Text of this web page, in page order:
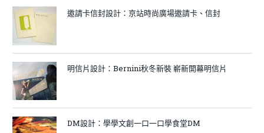
邀請卡信封設計：京站時尚廣場邀請卡、信封
明信片設計：Bernini秋冬新裝 嶄新開幕明信片
DM設計：學學文創一口一口學食堂DM